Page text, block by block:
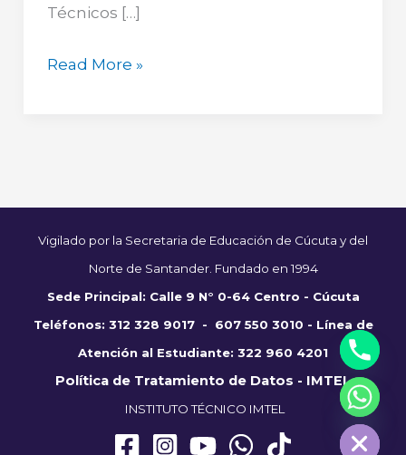
Técnicos […]
Read More »
Vigilado por la Secretaria de Educación de Cúcuta y del
Norte de Santander. Fundado en 1994
Sede Principal: Calle9 N° 0-64 Centro - Cúcuta
Teléfonos: 312 328 9017 - 607 550 3010 - Línea de
Atención al Estudiante: 322 960 4201
Política de Tratamiento de Datos - IMTEL
INSTITUTO TÉCNICO IMTEL
Hide chaty